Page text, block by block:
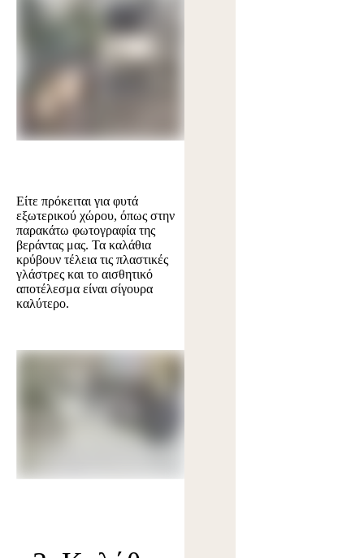
Είτε πρόκειται για φυτά
εξωτερικού χώρου, όπως στην
παρακάτω φωτογραφία της
βεράντας μας. Τα καλάθια
κρύβουν τέλεια τις πλαστικές
γλάστρες και το αισθητικό
αποτέλεσμα είναι σίγουρα
καλύτερο.